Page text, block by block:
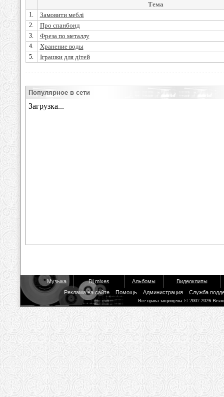
Тема
1. Замовити меблі
2. Про спанбонд
3. Фреза по металлу
4. Хранение воды
5. Іграшки для дітей
Популярное в сети
Музыка Dj mixes Альбомы
Видеоклипы
Реклама на сайте
Помощь Администрация Служба
Все права защищены © 2007-2026